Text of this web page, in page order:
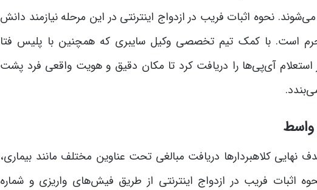
نحوه اثبات فریب در ازدواج اینترنتی در این مرحله نیازمند دانش
است. با کمک تیم تخصصی وکیل سایبری که همچنین با پلیس فتا
آی‌پی‌ها را دریافت کرد تا مکان دقیق و هویت واقعی فرد پشت
نهایی کلاهبردارها دریافت مبالغی تحت عناوین مختلف مانند بیماری،
اثبات فریب در ازدواج اینترنتی از طریق فیش‌های واریزی و شماره